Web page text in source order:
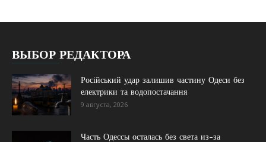
ВЫБОР РЕДАКТОРА
Російський удар залишив частину Одеси без
електрики та водопостачання
9 августа, 2026
Часть Одессы осталась без света из-за